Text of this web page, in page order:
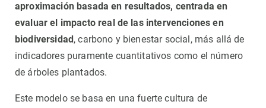
aproximación basada en resultados, centrada en
evaluar el impacto real de las intervenciones en
biodiversidad, carbono y bienestar social, más allá de
indicadores puramente cuantitativos como el número
de árboles plantados.
Este modelo se basa en una fuerte cultura de